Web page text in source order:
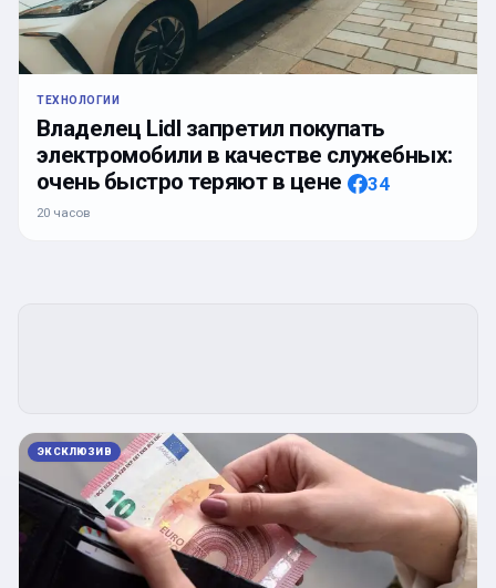
ТЕХНОЛОГИИ
Владелец Lidl запретил покупать
электромобили в качестве служебных:
очень быстро теряют в цене
34
20 часов
ЭКСКЛЮЗИВ